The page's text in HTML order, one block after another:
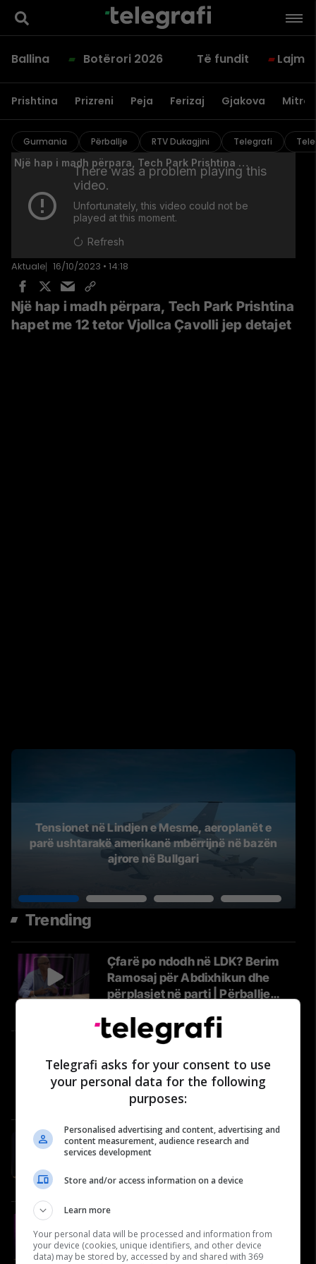
Ballina Botërori 2026 Të fundit Lajme
Prishtina Prizreni Peja Ferizaj Gjakova
Gurmania Përballje RTV Dukagjini Telegrafi
Aktuale 16/10/2023 • 14:18
Një hap i madh përpara, Tech Park Prishtina
hapet me 12 tetor Vjollca Çavolli jep detajet
Tensionet në Lindjen e Mesme, aeroplanët e
parë ushtarakë amerikanë mbërrijnë në bazën
ajrore në Bullgari
Trending
Çfarë po ndodh në LDK? Berim
Ramosaj për Abdixhikun dhe
përplasjet në parti | Përballje
Roli i “Nënës Terezë” në vitet
’90 dhe gjatë luftës | Përballje
#40
Përballje
#81: Shëndeti në rend të parë -
Naser Salihu, oftalmolog
Ushtrinë e Kosovës, NATO-n dhe
reagimet nga Serbia
Telegrafi asks for your consent to use
your personal data for the following
purposes:
Personalised advertising and content, advertising and
content measurement, audience research and
services development
Store and/or access information on a device
Learn more
Your personal data will be processed and information from
your device (cookies, unique identifiers, and other device
data) may be stored by, accessed by and shared with 369